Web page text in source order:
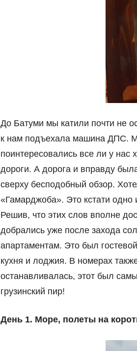
До Батуми мы катили почти не
к нам подъехала машина ДПС.
поинтересовались все ли у
дороги. А дорога и вправду
сверху бесподобный обзор.
«Гамарджоба». Это кстати одно
Решив, что этих слов вполне
добрались уже после захода
апартаментам. Это был
кухня и лоджия. В номерах
останавливалась, этот был
грузинский пир!
День 1. Море, полеты на